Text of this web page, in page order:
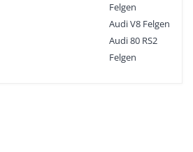
Felgen
Audi V8 Felgen
Audi 80 RS2
Felgen